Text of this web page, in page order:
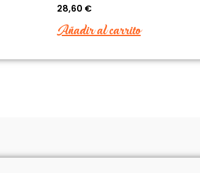
28,60 €
Añadir al carritonuestro sitio,
posibilidad de